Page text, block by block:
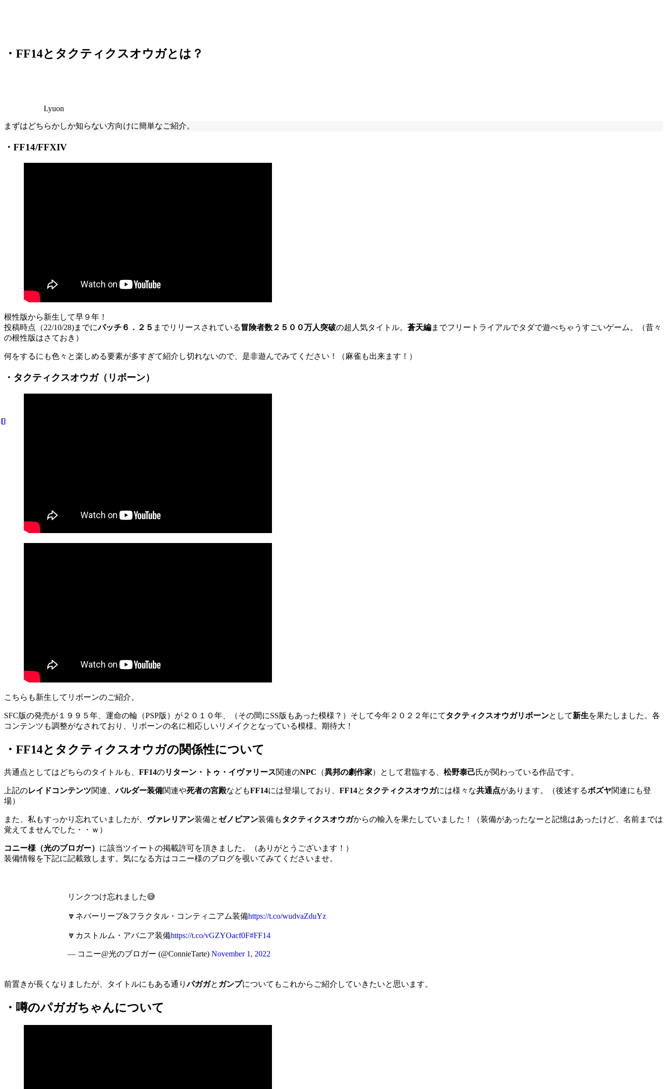
・FF14とタクティクスオウガとは？
Lyuon
まずはどちらかしか知らない方向けに簡単なご紹介。
・FF14/FFXIV
根性版から新生して早９年！
投稿時点（22/10/28)までにパッチ６．２５ までリリースされている 冒険者数２５００万人突破の超人気タイトル。 蒼天編までフリートライアルでタダで遊べちゃうすごいゲーム。（昔々
の根性版はさておき）
何をするにも色々と楽しめる要素が多すぎて紹介し切れないので、是非遊んでみてください！（麻雀も出来ます！）
・タクティクスオウガ（リボーン）
こちらも新生してリボーンのご紹介。
SFC版の発売が１９９５年、運命の輪（PSP版）が２０１０年、（その間にSS版もあった模様？）そして今年２０２２年にてタクティクスオウガリボーンとして新生を果たしました。各
コンテンツも調整がなされており、リボーンの名に相応しいリメイクとなっている模様。期待大！
・FF14とタクティクスオウガの関係性について
共通点としてはどちらのタイトルも、 FF14のリターン・トゥ・イヴァリース関連のNPC （異邦の劇作家）として君臨する、 松野泰己氏が関わっている作品です。
上記のレイドコンテンツ関連、バルダー装備関連や死者の宮殿などもFF14には登場しており、 FF14と タクティクスオウガには様々な共通点があります。（後述するボズヤ関連にも登
場）
また、私もすっかり忘れていましたが、 ヴァレリアン装備とゼノビアン装備もタクティクスオウガからの輸入を果たしていました！（装備があったなーと記憶はあったけど、名前までは
覚えてませんでした・・ｗ）
コニー様（光のブロガー） に該当ツイートの掲載許可を頂きました。（ありがとうございます！）
装備情報を下記に記載致します。気になる方はコニー様のブログを覗いてみてくださいませ。
リンクつけ忘れました😅
🔽ネバーリープ&フラクタル・コンティニアム装備https://t.co/wudvaZduYz
🔽カストルム・アバニア装備https://t.co/vGZYOacf0F#FF14
— コニー@光のブロガー (@ConnieTarte) November 1, 2022
前置きが長くなりましたが、タイトルにもある通りパガガと ガンプについてもこれからご紹介していきたいと思います。
・噂のパガガちゃんについて